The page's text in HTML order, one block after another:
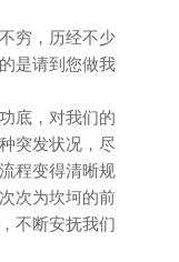
穷，历经不少
是请到您做我
底，对我们的
突发状况，尽
程变得清晰规
次为坎坷的前
不断安抚我们